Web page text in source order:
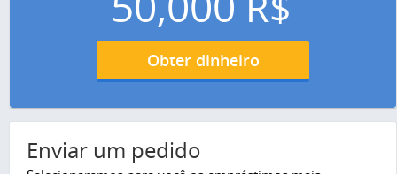
Obter dinheiro
Enviar um pedido